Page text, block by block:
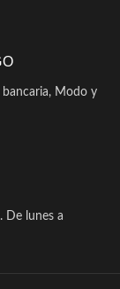
bancaria, Modo y
De lunes a